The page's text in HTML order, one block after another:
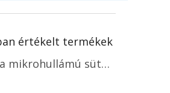
értékelt termékek
LED lámpa mikrohullámú sütővel és fényérzékelővel 18W, 1830lm, IP44, 4000K, kerek, fehér keret/2-PACK!
5-ből 5 csillag.